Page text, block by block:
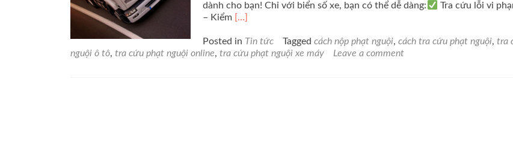
dành cho bạn! Chỉ với biển số xe, bạn có thể dễ dàng:
Tra cứu lỗi vi
– Kiểm Read
about
Tra
[…]
Posted in Tin tức Tagged cách nộp phạt nguội, cách tra cứu phạt nguội, tra
nguội ô tô, tra cứu phạt nguội online, tra cứu phạt nguội xe máy Leave a comment